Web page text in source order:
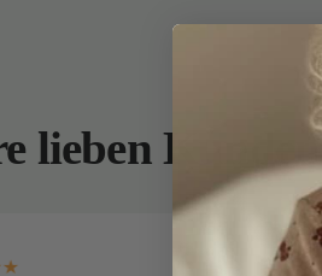
lieben Kunden